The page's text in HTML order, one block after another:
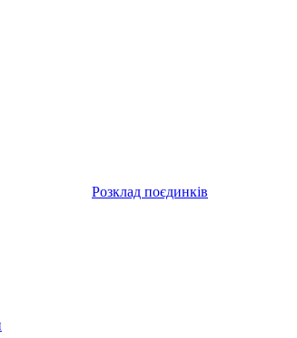
Розклад поєдинків